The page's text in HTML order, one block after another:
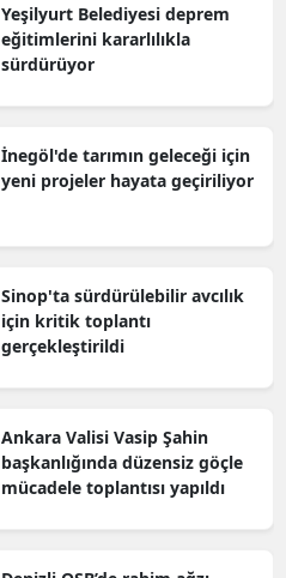
Yeşilyurt Belediyesi deprem
eğitimlerini kararlılıkla
sürdürüyor
İnegöl'de tarımın geleceği için
yeni projeler hayata geçiriliyor
Sinop'ta sürdürülebilir avcılık
için kritik toplantı
gerçekleştirildi
Ankara Valisi Vasip Şahin
başkanlığında düzensiz göçle
mücadele toplantısı yapıldı